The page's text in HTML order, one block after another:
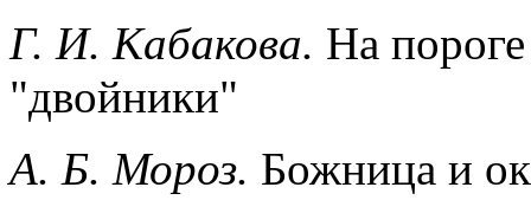
Г. И. Кабакова. На
"двойники"
А. Б. Мороз. Божница и